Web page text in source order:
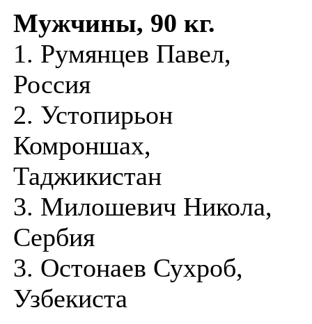
Мужчины, 90 кг.
1. Румянцев Павел,
Россия
2. Устопирьон
Комроншах,
Таджикистан
3. Милошевич Никола,
Сербия
3. Остонаев Сухроб,
Узбекиста